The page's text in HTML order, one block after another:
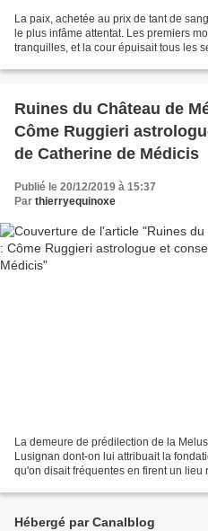
La paix, achetée au prix de tant de
le plus infâme attentat. Les premiers
tranquilles, et la cour épuisait tous les
Ruines du Château de
Côme Ruggieri
de Catherine de Médicis
Publié le 20/12/2019 à 15:37
Par thierryequinoxe
La demeure de prédilection de la
Lusignan dont-on lui attribuait la
qu'on disait fréquentes en firent un lieu
Hébergé par Canalblog